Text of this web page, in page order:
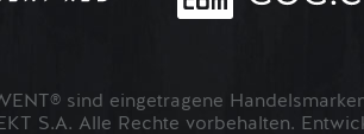
sind eingetragene
S.A. Alle Rechte vorbehalten.